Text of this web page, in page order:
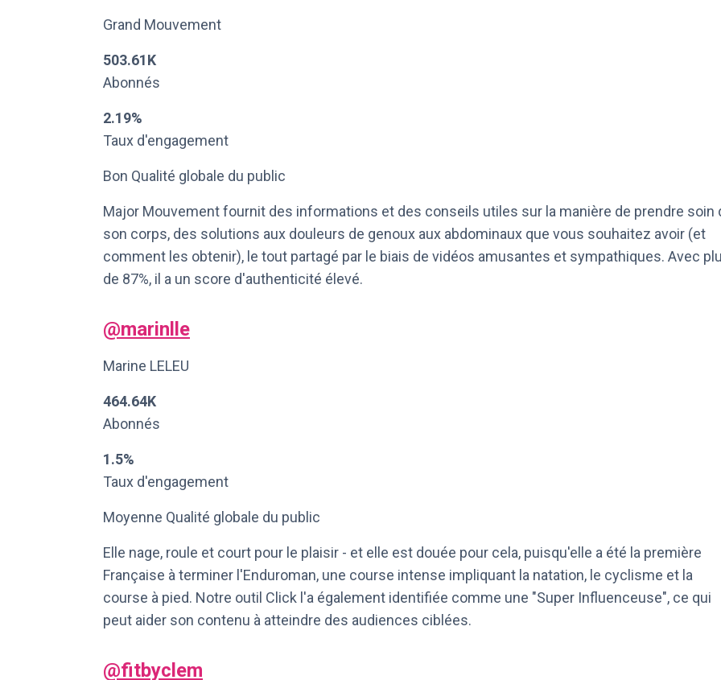
Grand Mouvement
503.61K
Abonnés
2.19%
Taux d'engagement
Bon Qualité globale du public
Major Mouvement fournit des informations et des conseils utiles sur la manière de prendre soin
son corps, des solutions aux douleurs de genoux aux abdominaux que vous souhaitez avoir (et
comment les obtenir), le tout partagé par le biais de vidéos amusantes et sympathiques. Avec
de 87%, il a un score d'authenticité élevé.
@marinlle
Marine LELEU
464.64K
Abonnés
1.5%
Taux d'engagement
Moyenne Qualité globale du public
Elle nage, roule et court pour le plaisir - et elle est douée pour cela, puisqu'elle a été la première
Française à terminer l'Enduroman, une course intense impliquant la natation, le cyclisme et la
course à pied. Notre outil Click l'a également identifiée comme une "Super Influenceuse", ce qui
peut aider son contenu à atteindre des audiences ciblées.
@fitbyclem